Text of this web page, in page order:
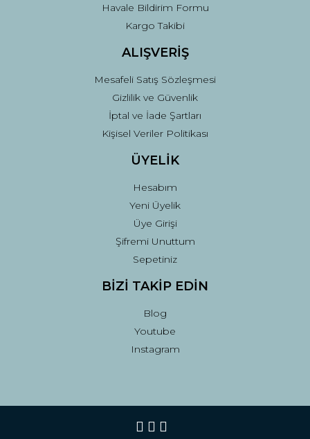
Havale Bildirim Formu
Kargo Takibi
ALIŞVERİŞ
Mesafeli Satış Sözleşmesi
Gizlilik ve Güvenlik
İptal ve İade Şartları
Kişisel Veriler Politikası
ÜYELİK
Hesabım
Yeni Üyelik
Üye Girişi
Şifremi Unuttum
Sepetiniz
BİZİ TAKİP EDİN
Blog
Youtube
Instagram